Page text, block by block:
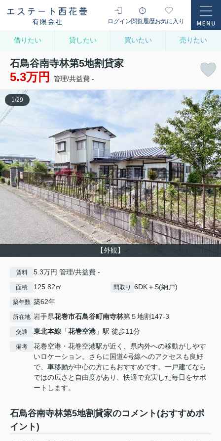
ログイン閲覧履歴お気に入り
借りたい 貸したい 買いたい 売りたい
石鳥谷南寺林第5地割貸家
5.3万円 管理/共益費 -
【外観】
1 /29
賃料 5.3万円 管理/共益費 -
面積 125.82㎡ 間取り 6DK＋S(納戸)
築年数 築62年
所在地 岩手県花巻市石鳥谷町南寺林第５地割147-3
交通 東北本線 「花巻空港 」駅 徒歩11分
備考
花巻空港・花巻空港駅が近く、県内外への移動がしやす
いロケーション。さらに国道4号線へのアクセスも良好
で、車移動が中心の方にもおすすめです。一戸建てなら
ではの広さと自由度があり、快適で充実した毎日をサポ
ートします。
石鳥谷南寺林第5地割貸家のコメント(おすすめポ
イント)